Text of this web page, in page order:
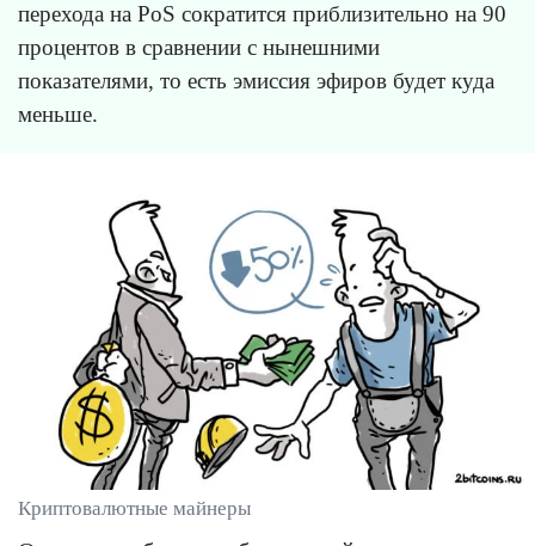
перехода на PoS сократится приблизительно на 90
процентов в сравнении с нынешними
показателями, то есть эмиссия эфиров будет куда
меньше.
Криптовалютные майнеры